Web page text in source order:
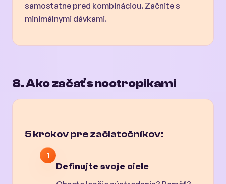
samostatne pred kombináciou. Začnite s
minimálnymi dávkami.
8. Ako začať s nootropikami
5 krokov pre začiatočníkov:
1
Definujte svoje ciele